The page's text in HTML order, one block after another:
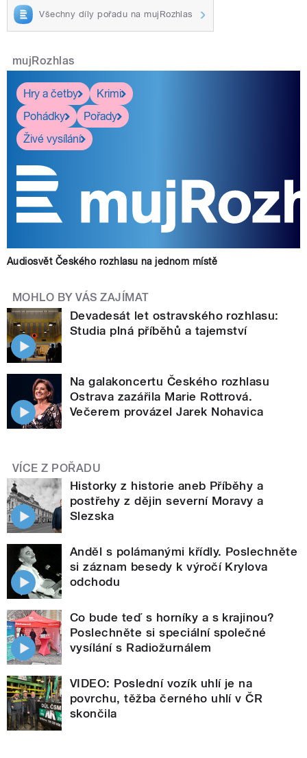
Všechny díly pořadu na mujRozhlas
mujRozhlas
Hry a četby
Krimi
Pohádky
Pořady
Živé vysílání
Audiosvět Českého rozhlasu na jednom místě
MOHLO BY VÁS ZAJÍMAT
Devadesát let ostravského rozhlasu:
Studia plná příběhů a tajemství
Na galakoncertu Českého rozhlasu
Ostrava zazářila Marie Rottrová.
Večerem provázel Jarek Nohavica
VÍCE Z POŘADU
Historky z historie aneb Příběhy a
postřehy z dějin severní Moravy a
Slezska
Anděl s polámanými křídly. Poslechněte
si záznam besedy k výročí Krylova
odchodu
Co bude teď s horníky a s krajinou?
Poslechněte si speciální společné
vysílání s Radiožurnálem
VIDEO: Poslední vozík uhlí je na
povrchu, těžba černého uhlí v ČR
skončila